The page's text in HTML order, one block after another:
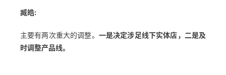
臧皓:
主要有两次重大的调整。 一是决定涉足线下实体店，二是及
时调整产品线。